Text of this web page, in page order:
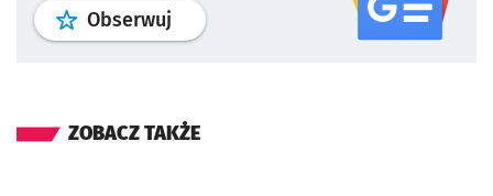
Obserwuj profil serwisu
ZOBACZ TAKŻE